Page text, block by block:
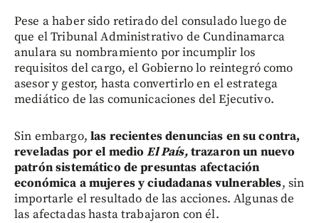
Pese a haber sido retirado del consulado luego de
que el Tribunal Administrativo de Cundinamarca
anulara su nombramiento por incumplir los
requisitos del cargo, el Gobierno lo reintegró como
asesor y gestor, hasta convertirlo en el estratega
mediático de las comunicaciones del Ejecutivo.
Sin embargo, las recientes denuncias en su contra,
reveladas por el medioEl País,trazaron un nuevo
patrón sistemático de presuntas afectación
económica a mujeres y ciudadanas vulnerables, sin
importarle el resultado de las acciones. Algunas de
las afectadas hasta trabajaron con él.